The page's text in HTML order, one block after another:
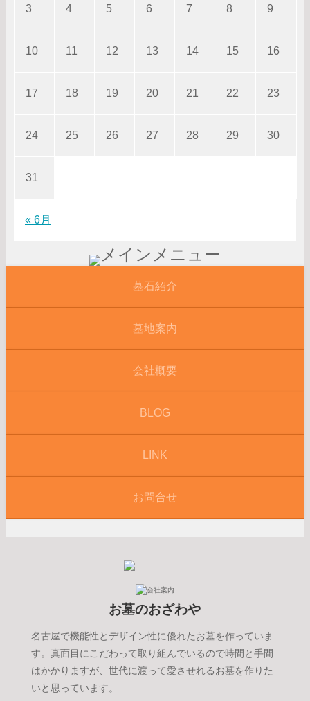
« 6月
3 4 5 6 7 8 9
10 11 12 13 14 15 16
17 18 19 20 21 22 23
24 25 26 27 28 29 30
31
墓石紹介
墓地案内
会社概要
BLOG
LINK
お問合せ
お墓のおざわや
名古屋で機能性とデザイン性に優れたお墓を作っていま
す。真面目にこだわって取り組んでいるので時間と手間
はかかりますが、世代に渡って愛させれるお墓を作りた
いと思っています。